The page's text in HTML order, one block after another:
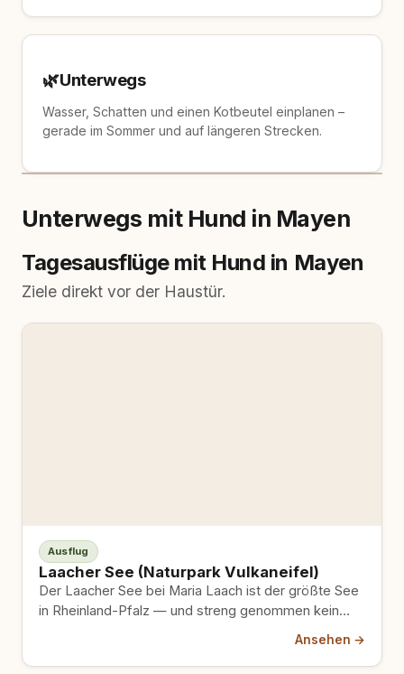
🌿Unterwegs
Wasser, Schatten und einen Kotbeutel einplanen –
gerade im Sommer und auf längeren Strecken.
Unterwegs mit Hund in Mayen
Tagesausflüge mit Hund in Mayen
Ziele direkt vor der Haustür.
Ausflug
Laacher See (Naturpark Vulkaneifel)
Der Laacher See bei Maria Laach ist der größte See
in Rheinland-Pfalz — und streng genommen kein
Ansehen →